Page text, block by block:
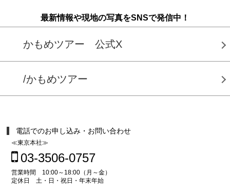
最新情報や現地の写真をSNSで発信中！
かもめツアー 公式X
/かもめツアー
電話でのお申し込み・お問い合わせ
≪東京本社≫
03-3506-0757
営業時間 10:00～18:00（月～金）
定休日 土・日・祝日・年末年始